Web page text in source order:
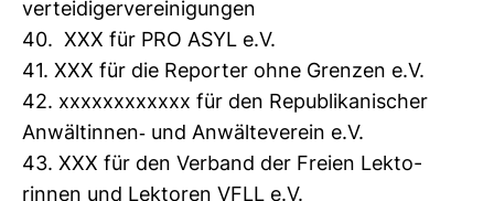
ver­tei­di­ger­ver­ei­ni­gungen
40. XXX für PRO ASYL e.V.
41. XXX für die Reporter ohne Grenzen e.V.
42. xxxxxxxxxxxx für den Repu­bli­ka­ni­scher
Anwäl­tinnen-​ und Anwäl­te­verein e.V.
43. XXX für den Ver­band der Freien Lek­to­
rinnen und Lek­toren VFLL e.V.